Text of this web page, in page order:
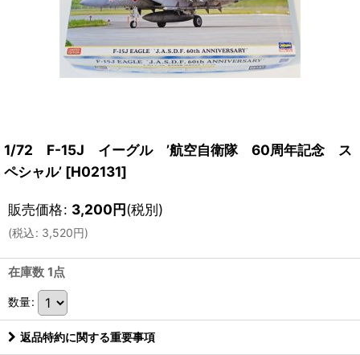
1/72 F-15J イーグル ’航空自衛隊 60周年記念 ス
ペシャル’ [H02131]
販売価格: 3,200円(税別)
(税込: 3,520円)
在庫数 1点
数量:
返品特約に関する重要事項